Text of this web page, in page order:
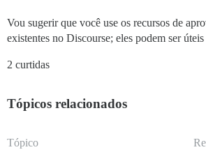
Vou sugerir que você use os recursos de
existentes no Discourse; eles podem ser
2 curtidas
Tópicos relacionados
Tópico